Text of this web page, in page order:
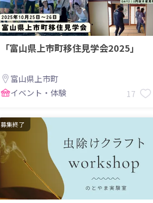
「富山県上市町移住見学会2025」
富山県上市町
イベント・体験
17
募集終了